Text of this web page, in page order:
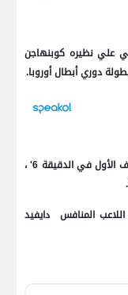
علي نظيره كوبنهاجن
دوري أبطال أوروبا.
سجل إيرلينج هالاند مهاجم مانشستر سيتي الهدف الأول في الدقيقة 6' ،
المنافس دايفيد